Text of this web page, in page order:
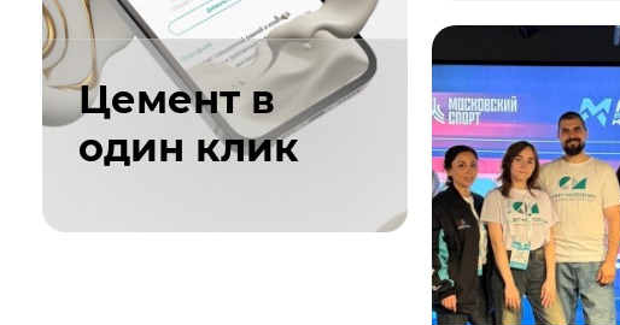
Цемент в
один клик